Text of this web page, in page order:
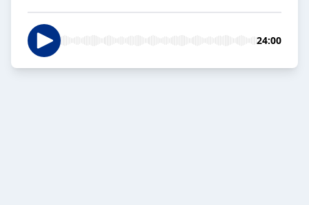
24:00